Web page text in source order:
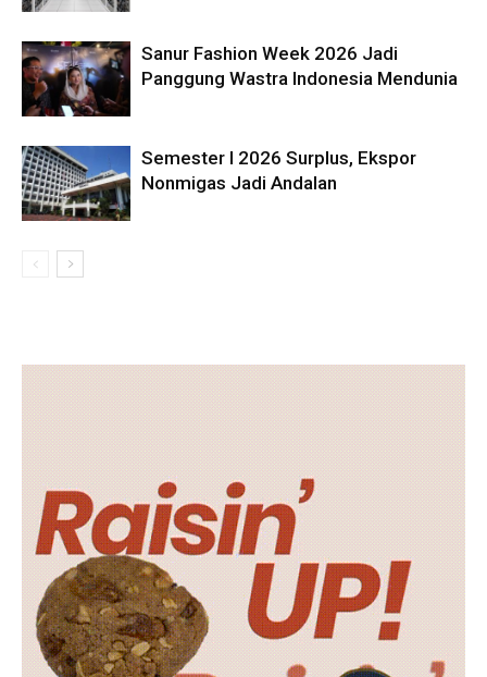
Sanur Fashion Week 2026 Jadi
Panggung Wastra Indonesia Mendunia
Semester I 2026 Surplus, Ekspor
Nonmigas Jadi Andalan